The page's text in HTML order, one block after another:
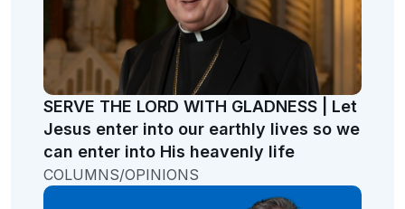
SERVE THE LORD WITH GLADNESS | Let
Jesus enter into our earthly lives so we
can enter into His heavenly life
COLUMNS/OPINIONS